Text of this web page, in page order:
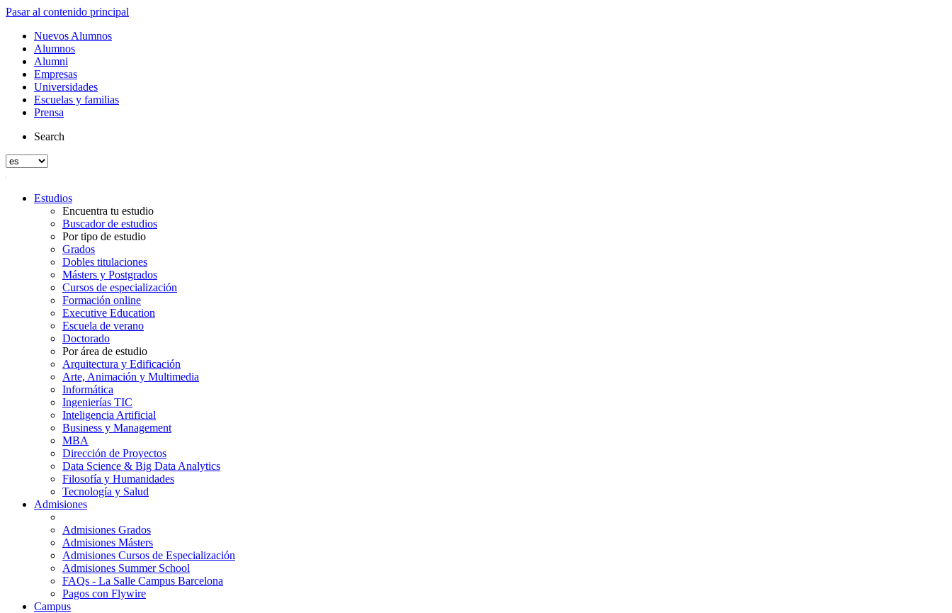
Pasar al contenido principal
Nuevos Alumnos
Alumnos
Alumni
Empresas
Universidades
Escuelas y familias
Prensa
Search
Estudios
Encuentra tu estudio
Buscador de estudios
Por tipo de estudio
Grados
Dobles titulaciones
Másters y Postgrados
Cursos de especialización
Formación online
Executive Education
Escuela de verano
Doctorado
Por área de estudio
Arquitectura y Edificación
Arte, Animación y Multimedia
Informática
Ingenierías TIC
Inteligencia Artificial
Business y Management
MBA
Dirección de Proyectos
Data Science & Big Data Analytics
Filosofía y Humanidades
Tecnología y Salud
Admisiones
Admisiones Grados
Admisiones Másters
Admisiones Cursos de Especialización
Admisiones Summer School
FAQs - La Salle Campus Barcelona
Pagos con Flywire
Campus